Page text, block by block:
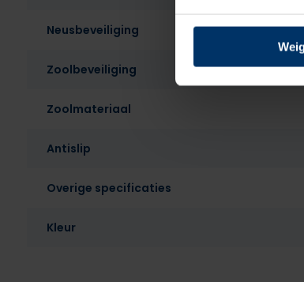
Neusbeveiliging
Zoolbeveiliging
Zoolmateriaal
Antislip
Overige specificaties
Kleur